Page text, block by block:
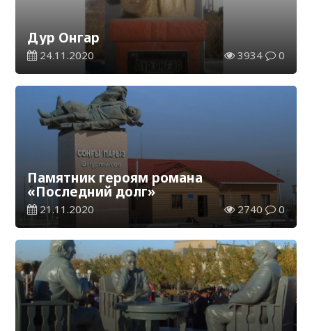
Дур Онгар
24.11.2020 3934 0
Памятник героям романа
«Последний долг»
21.11.2020 2740 0